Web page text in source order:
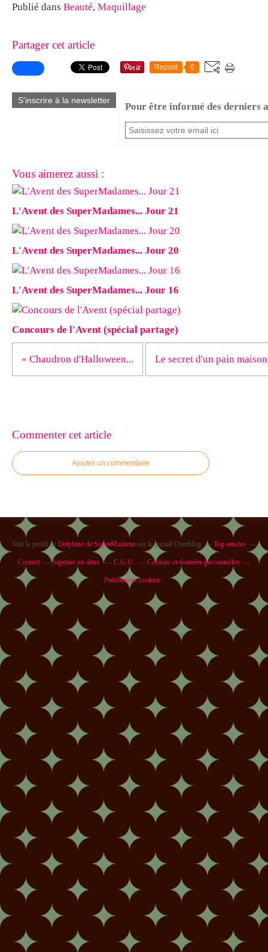
Publié dans Beauté, Maquillage
Partager cet article
Repost 0
S'inscrire à la newsletter
Pour être informé des derniers
Vous aimerez aussi :
L'Avent des SuperMadames... Jour 21
L'Avent des SuperMadames... Jour 20
L'Avent des SuperMadames... Jour 16
Concours de l'Avent (spécial partage)
« Chaudron d'Halloween... Le secret d'un pain
Commenter cet article
Ajouter un commentaire
Voir le profil de Delphine de SuperMadamesur le portail Overblog Top articles
Contact Signaler un abus C.G.U. Cookies et données personnelles
Préférences cookies